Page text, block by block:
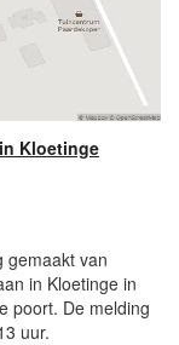
Kloetinge
gemaakt van
in Kloetinge in
poort. De melding
uur.